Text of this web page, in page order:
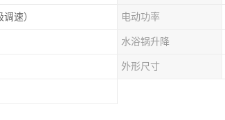
速） 电动功率
水浴锅升降
外形尺寸